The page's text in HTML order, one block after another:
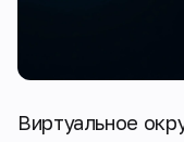
Виртуальное